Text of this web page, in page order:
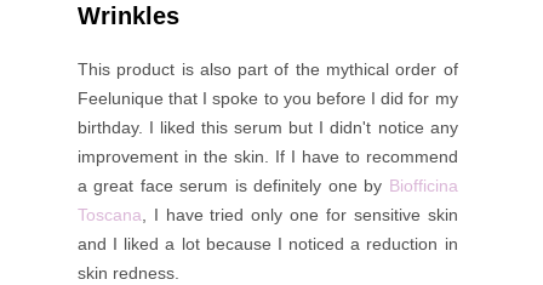
Wrinkles
This product is also part of the mythical order of
Feelunique that I spoke to you before I did for my
birthday. I liked this serum but I didn't notice any
improvement in the skin. If I have to recommend
a great face serum is definitely one by Biofficina
Toscana , I have tried only one for sensitive skin
and I liked a lot because I noticed a reduction in
skin redness.